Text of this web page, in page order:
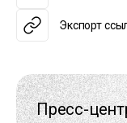
Пресс-
Экспорт